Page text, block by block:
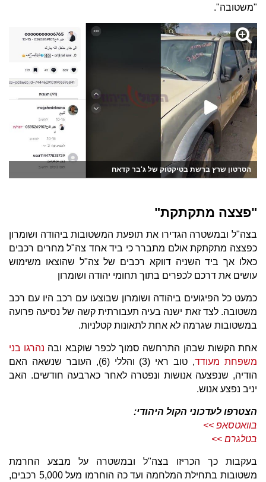
"משטובה".
הסרטון שרץ ברשת בטיקטוק של ג'בר קדאח
"פצצה מתקתקת"
בצה"ל ובמשטרה הגדירו את תופעת המשטובות ביהודה ושומרון
כפצצה מתקתקת אולם מתברר כי ביד אחד צה"ל מחרים רכבים
כאלו אך ביד השניה דווקא רכבים של צה"ל שהוצאו משימוש
עושים את דרכם לכפרים בתוך תחומי יהודה ושומרון
כמעט כל הפיגועים ביהודה ושומרון שבוצעו עם רכב היו עם רכב
משטובה. לצד זאת ישנה בעיה תעבורתית קשה של נסיעה פרועה
במשטובות שגרמה לא אחת לתאונות קטלניות.
אחת הקשות שבהן התרחשה סמוך לכפר שוקבא ובה נהרגו בני
משפחת מעודד
, טוב ראי (3) והללי (6), העובר שנשאה האם
הודיה, שנפצעה אנושות ונפטרה לאחר כארבעה חודשים. האב
יניב נפצע אנוש.
הצטרפו לעדכוני הקול היהודי:
בוואטסאפ >>
בטלגרם >>
בעקבות כך הכריזו בצה"ל ובמשטרה על מבצע החרמת
משטובות בתחילת המלחמה ועד כה הוחרמו מעל 5,000 רכבים,